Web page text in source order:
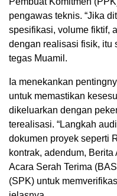
pengawas teknis. “Jika
spesifikasi, volume fiktif,
dengan realisasi fisik, itu
tegas Muamil.
Ia menekankan
untuk memastikan
dikeluarkan dengan
terealisasi. “Langkah
dokumen proyek seperti
kontrak, adendum,
Acara Serah Terima
(SPK) untuk